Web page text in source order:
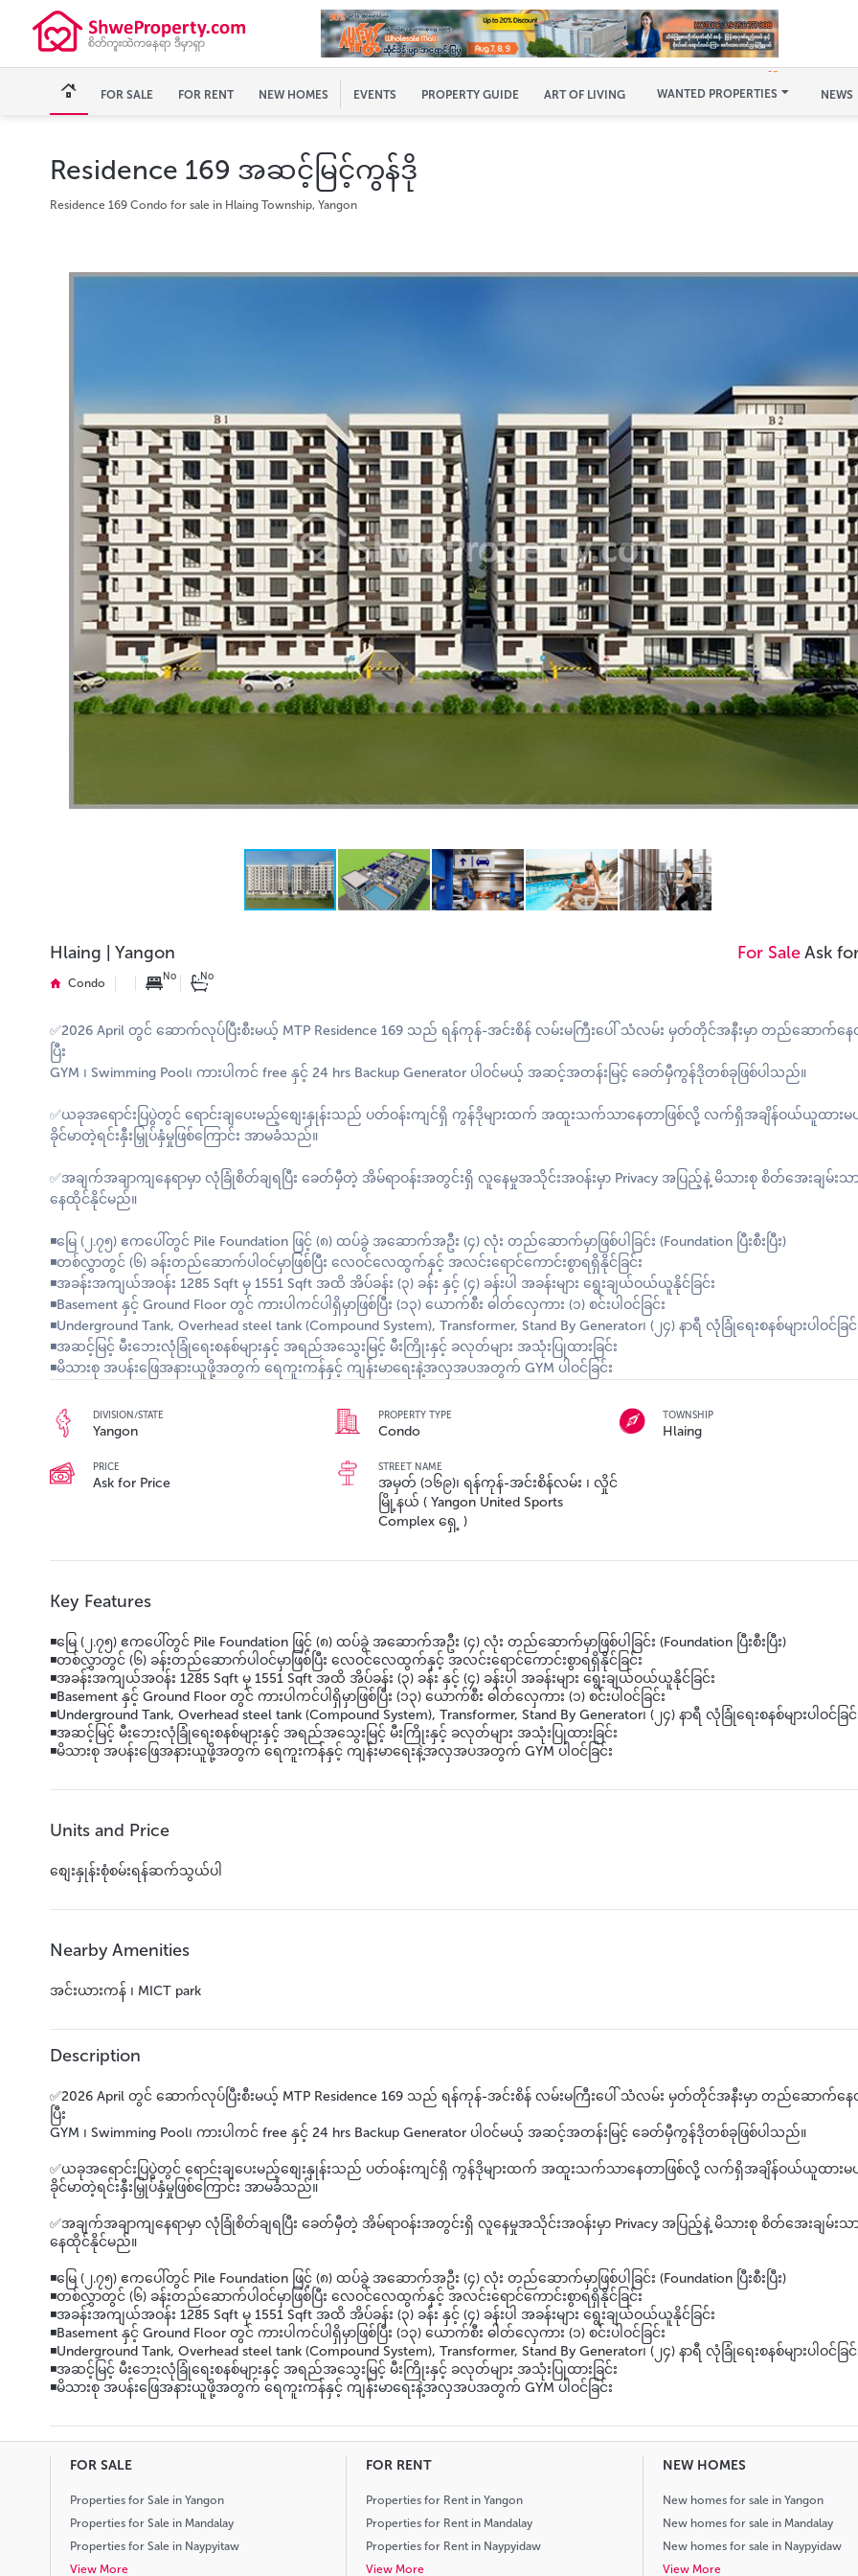
FOR SALE FOR RENT NEW HOMES EVENTS PROPERTY GUIDE ART OF LIVING WANTED PROPERTIES NEWS
Residence 169 အဆင့်မြင့်ကွန်ဒို
Residence 169 Condo for sale in Hlaing Township, Yangon
Hlaing | Yangon For SaleAsk
Condo No No
✅2026 April တွင် ဆောက်လုပ်ပြီးစီးမယ့် MTP Residence 169 သည် ရန်ကုန်-အင်းစိန် လမ်းမကြီးပေါ် သံလမ်း မှတ်တိုင်အနီးမှာ တည်ဆောက်နေ
ပြီး
GYM ၊ Swimming Pool၊ ကားပါကင် free နှင့် 24 hrs Backup Generator ပါဝင်မယ့် အဆင့်အတန်းမြင့် ခေတ်မှီကွန်ဒိုတစ်ခုဖြစ်ပါသည်။
✅ယခုအရောင်းပြပွဲတွင် ရောင်းချပေးမည့်စျေးနှုန်းသည် ပတ်ဝန်းကျင်ရှိ ကွန်ဒိုများထက် အထူးသက်သာနေတာဖြစ်လို့ လက်ရှိအချိန်ဝယ်ယူထား
ခိုင်မာတဲ့ရင်းနှီးမြှုပ်နှံမှုဖြစ်ကြောင်း အာမခံသည်။
✅အချက်အချာကျနေရာမှာ လုံခြုံစိတ်ချရပြီး ခေတ်မှီတဲ့ အိမ်ရာဝန်းအတွင်းရှိ လူနေမှုအသိုင်းအဝန်းမှာ Privacy အပြည့်နဲ့ မိသားစု စိတ်အေးချမ်းသ
နေထိုင်နိုင်မည်။
◾မြေ (၂.၇၅) ဧကပေါ်တွင် Pile Foundation ဖြင့် (၈) ထပ်ခွဲ အဆောက်အဦး (၄) လုံး တည်ဆောက်မှာဖြစ်ပါခြင်း (Foundation ပြီးစီးပြီး)
◾တစ်လွှာတွင် (၆) ခန်းတည်ဆောက်ပါဝင်မှာဖြစ်ပြီး လေဝင်လေထွက်နှင့် အလင်းရောင်ကောင်းစွာရရှိနိုင်ခြင်း
◾အခန်းအကျယ်အဝန်း 1285 Sqft မှ 1551 Sqft အထိ အိပ်ခန်း (၃) ခန်း နှင့် (၄) ခန်းပါ အခန်းများ ရွေးချယ်ဝယ်ယူနိုင်ခြင်း
◾Basement နှင့် Ground Floor တွင် ကားပါကင်ပါရှိမှာဖြစ်ပြီး (၁၃) ယောက်စီး ဓါတ်လှေကား (၁) စင်းပါဝင်ခြင်း
◾Underground Tank, Overhead steel tank (Compound System), Transformer, Stand By Generator၊ (၂၄) နာရီ လုံခြုံရေးစနစ်များပါဝင်ခြင်
◾အဆင့်မြင့် မီးဘေးလုံခြုံရေးစနစ်များနှင့် အရည်အသွေးမြင့် မီးကြိုးနှင့် ခလုတ်များ အသုံးပြုထားခြင်း
◾မိသားစု အပန်းဖြေအနားယူဖို့အတွက် ရေကူးကန်နှင့် ကျန်းမာရေးနဲ့အလှအပအတွက် GYM ပါဝင်ခြင်း
DIVISION/STATE
Yangon
PROPERTY TYPE
Condo
TOWNSHIP
Hlaing
PRICE
Ask for Price
STREET NAME
အမှတ် (၁၆၉)၊ ရန်ကုန်-အင်းစိန်လမ်း ၊ လှိုင်
မြို့နယ် ( Yangon United Sports
Complex ရှေ့ )
Key Features
◾မြေ (၂.၇၅) ဧကပေါ်တွင် Pile Foundation ဖြင့် (၈) ထပ်ခွဲ အဆောက်အဦး (၄) လုံး တည်ဆောက်မှာဖြစ်ပါခြင်း (Foundation ပြီးစီးပြီး)
◾တစ်လွှာတွင် (၆) ခန်းတည်ဆောက်ပါဝင်မှာဖြစ်ပြီး လေဝင်လေထွက်နှင့် အလင်းရောင်ကောင်းစွာရရှိနိုင်ခြင်း
◾အခန်းအကျယ်အဝန်း 1285 Sqft မှ 1551 Sqft အထိ အိပ်ခန်း (၃) ခန်း နှင့် (၄) ခန်းပါ အခန်းများ ရွေးချယ်ဝယ်ယူနိုင်ခြင်း
◾Basement နှင့် Ground Floor တွင် ကားပါကင်ပါရှိမှာဖြစ်ပြီး (၁၃) ယောက်စီး ဓါတ်လှေကား (၁) စင်းပါဝင်ခြင်း
◾Underground Tank, Overhead steel tank (Compound System), Transformer, Stand By Generator၊ (၂၄) နာရီ လုံခြုံရေးစနစ်များပါဝင်ခြင်
◾အဆင့်မြင့် မီးဘေးလုံခြုံရေးစနစ်များနှင့် အရည်အသွေးမြင့် မီးကြိုးနှင့် ခလုတ်များ အသုံးပြုထားခြင်း
◾မိသားစု အပန်းဖြေအနားယူဖို့အတွက် ရေကူးကန်နှင့် ကျန်းမာရေးနဲ့အလှအပအတွက် GYM ပါဝင်ခြင်း
Units and Price
စျေးနှုန်းစုံစမ်းရန်ဆက်သွယ်ပါ
Nearby Amenities
အင်းယားကန် ၊ MICT park
Description
✅2026 April တွင် ဆောက်လုပ်ပြီးစီးမယ့် MTP Residence 169 သည် ရန်ကုန်-အင်းစိန် လမ်းမကြီးပေါ် သံလမ်း မှတ်တိုင်အနီးမှာ တည်ဆောက်နေ
ပြီး
GYM ၊ Swimming Pool၊ ကားပါကင် free နှင့် 24 hrs Backup Generator ပါဝင်မယ့် အဆင့်အတန်းမြင့် ခေတ်မှီကွန်ဒိုတစ်ခုဖြစ်ပါသည်။
✅ယခုအရောင်းပြပွဲတွင် ရောင်းချပေးမည့်စျေးနှုန်းသည် ပတ်ဝန်းကျင်ရှိ ကွန်ဒိုများထက် အထူးသက်သာနေတာဖြစ်လို့ လက်ရှိအချိန်ဝယ်ယူထား
ခိုင်မာတဲ့ရင်းနှီးမြှုပ်နှံမှုဖြစ်ကြောင်း အာမခံသည်။
✅အချက်အချာကျနေရာမှာ လုံခြုံစိတ်ချရပြီး ခေတ်မှီတဲ့ အိမ်ရာဝန်းအတွင်းရှိ လူနေမှုအသိုင်းအဝန်းမှာ Privacy အပြည့်နဲ့ မိသားစု စိတ်အေးချမ်းသ
နေထိုင်နိုင်မည်။
◾မြေ (၂.၇၅) ဧကပေါ်တွင် Pile Foundation ဖြင့် (၈) ထပ်ခွဲ အဆောက်အဦး (၄) လုံး တည်ဆောက်မှာဖြစ်ပါခြင်း (Foundation ပြီးစီးပြီး)
◾တစ်လွှာတွင် (၆) ခန်းတည်ဆောက်ပါဝင်မှာဖြစ်ပြီး လေဝင်လေထွက်နှင့် အလင်းရောင်ကောင်းစွာရရှိနိုင်ခြင်း
◾အခန်းအကျယ်အဝန်း 1285 Sqft မှ 1551 Sqft အထိ အိပ်ခန်း (၃) ခန်း နှင့် (၄) ခန်းပါ အခန်းများ ရွေးချယ်ဝယ်ယူနိုင်ခြင်း
◾Basement နှင့် Ground Floor တွင် ကားပါကင်ပါရှိမှာဖြစ်ပြီး (၁၃) ယောက်စီး ဓါတ်လှေကား (၁) စင်းပါဝင်ခြင်း
◾Underground Tank, Overhead steel tank (Compound System), Transformer, Stand By Generator၊ (၂၄) နာရီ လုံခြုံရေးစနစ်များပါဝင်ခြင်
◾အဆင့်မြင့် မီးဘေးလုံခြုံရေးစနစ်များနှင့် အရည်အသွေးမြင့် မီးကြိုးနှင့် ခလုတ်များ အသုံးပြုထားခြင်း
◾မိသားစု အပန်းဖြေအနားယူဖို့အတွက် ရေကူးကန်နှင့် ကျန်းမာရေးနဲ့အလှအပအတွက် GYM ပါဝင်ခြင်း
FOR SALE
Properties for Sale in Yangon
Properties for Sale in Mandalay
Properties for Sale in Naypyitaw
View More
FOR RENT
Properties for Rent in Yangon
Properties for Rent in Mandalay
Properties for Rent in Naypyidaw
View More
NEW HOMES
New homes for sale in Yangon
New homes for sale in Mandalay
New homes for sale in Naypyidaw
View More